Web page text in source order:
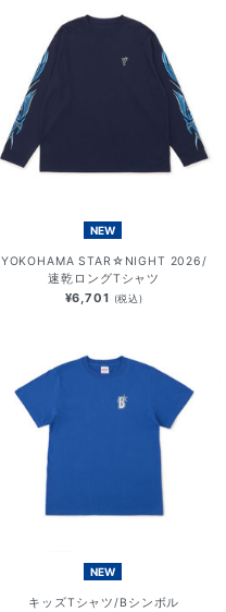
NEW
YOKOHAMA STAR☆NIGHT 2026/
速乾ロングTシャツ
¥6,701 (税込)
NEW
キッズTシャツ/Bシンボル